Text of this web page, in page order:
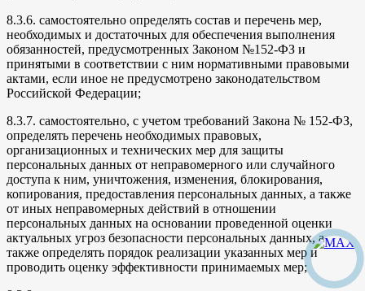
8.3.6. самостоятельно определять состав и перечень мер,
необходимых и достаточных для обеспечения выполнения
обязанностей, предусмотренных Законом №152-ФЗ и
принятыми в соответствии с ним нормативными правовыми
актами, если иное не предусмотрено законодательством
Российской Федерации;
8.3.7. самостоятельно, с учетом требований Закона № 152-ФЗ,
определять перечень необходимых правовых,
организационных и технических мер для защиты
персональных данных от неправомерного или случайного
доступа к ним, уничтожения, изменения, блокирования,
копирования, предоставления персональных данных, а также
от иных неправомерных действий в отношении
персональных данных на основании проведенной оценки
актуальных угроз безопасности персональных данных, а
также определять порядок реализации указанных мер и
проводить оценку эффективности принимаемых мер;